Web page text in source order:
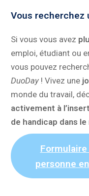
Vous recherchez
Si vous vous avez
emploi, étudiant ou
vous pouvez
DuoDay ! Vivez une
monde du travail,
activement à
de handicap dans
Formulaire
personne